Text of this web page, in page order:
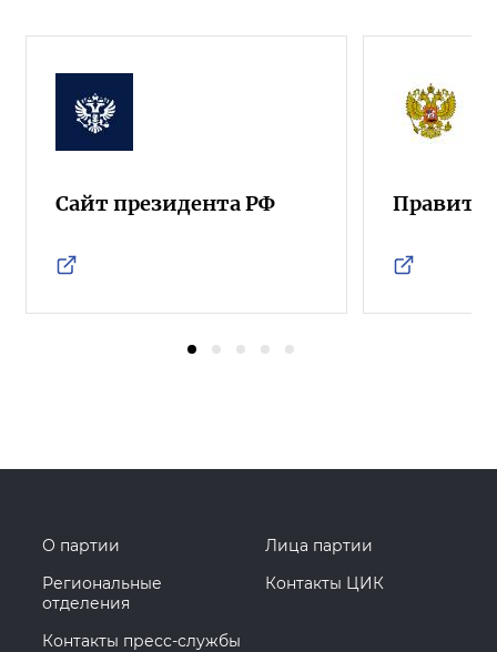
Сайт президента РФ
О партии
Лица партии
Региональные
отделения
Контакты ЦИК
Контакты пресс-службы